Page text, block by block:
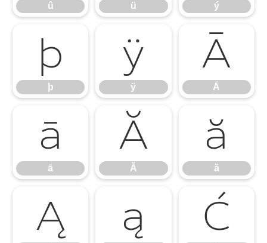
û ü ý
þ
þ
ÿ
ÿ
Ā
Ā
ā
ā
Ă
Ă
ă
ă
Ą ą Ć